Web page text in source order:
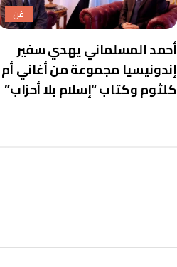
فن
أحمد المسلماني يهدي سفير
إندونيسيا مجموعة من أغاني أم
كلثوم وكتاب “إسلام بلا أحزاب”